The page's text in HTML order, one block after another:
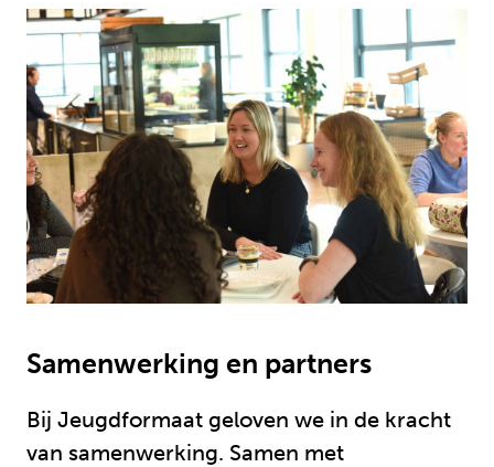
Samenwerking en partners
Bij Jeugdformaat geloven we in de kracht
van samenwerking. Samen met